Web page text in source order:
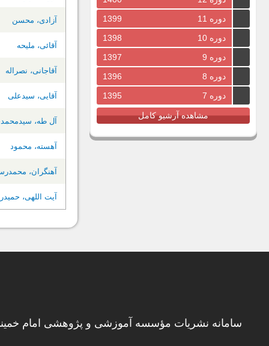
دوره 11
1399
دوره 10
1398
دوره 9
1397
دوره 8
1396
دوره 7
1395
مشاهده آرشیو کامل
آزادی، محسن
آقائی، ملیحه
آقاجانی، نصراله
آقایی، سیدعلی
آل طه،
آهسته، محمود
آهنگران،
آیت اللهی،
سامانه نشریات مؤسسه آموزشی و پژوهشی امام